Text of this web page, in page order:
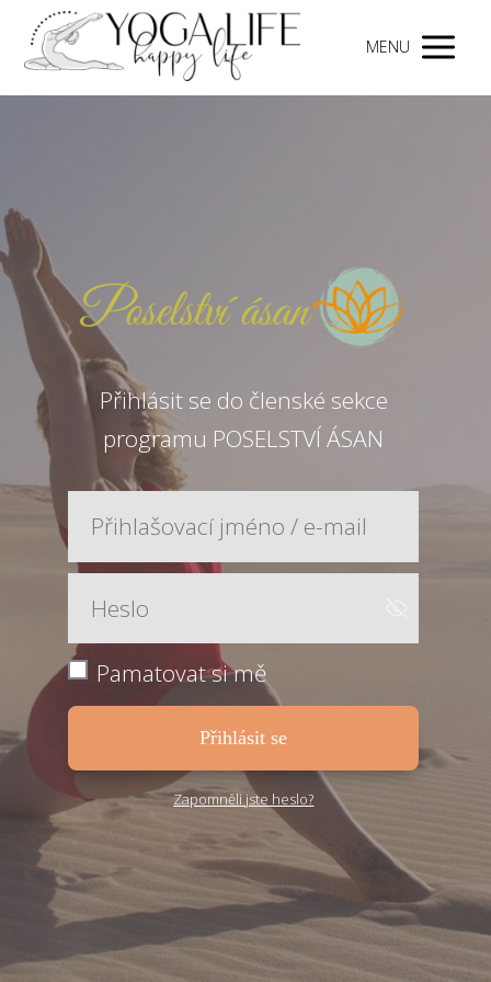
MENU
Přihlásit se do členské sekce
programu POSELSTVÍ ÁSAN
Pamatovat si mě
Přihlásit se
Zapomněli jste heslo?